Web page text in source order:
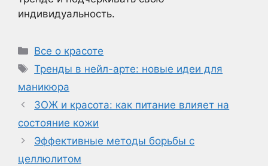
индивидуальность.
Рубрики
Все о красоте
Метки
Тренды в нейл-арте: новые идеи для
маникюра
ЗОЖ и красота: как питание влияет на
состояние кожи
Эффективные методы борьбы с
целлюлитом